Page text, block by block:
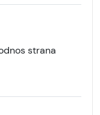
strana